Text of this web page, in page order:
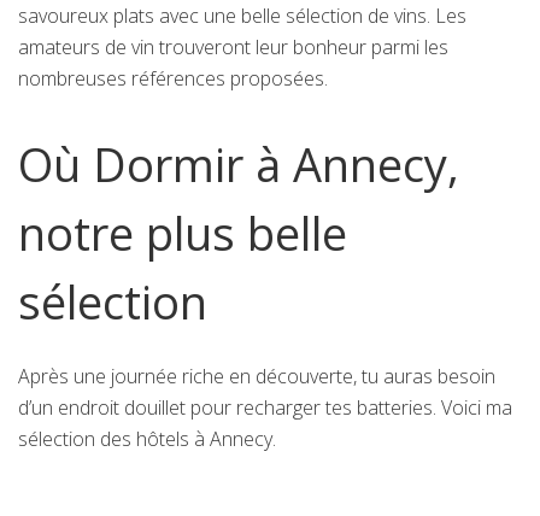
savoureux plats avec une belle sélection de vins. Les
amateurs de vin trouveront leur bonheur parmi les
nombreuses références proposées.
Où Dormir à Annecy,
notre plus belle
sélection
Après une journée riche en découverte, tu auras besoin
d’un endroit douillet pour recharger tes batteries. Voici ma
sélection des hôtels à Annecy.